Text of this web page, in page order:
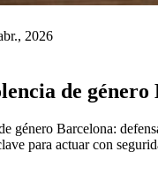
2026
de género
género Barcelona:
para actuar con